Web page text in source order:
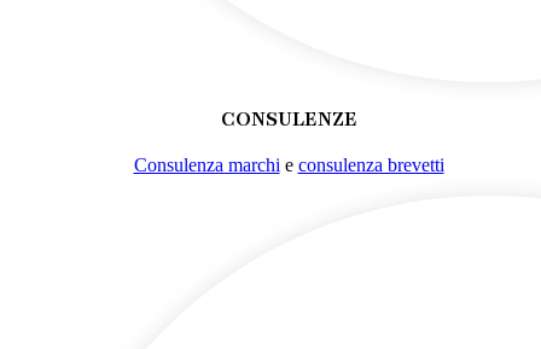
CONSULENZE
Consulenza marchi e consulenza brevetti